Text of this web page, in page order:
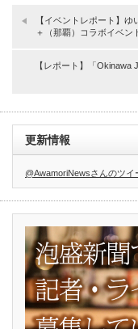
【イベントレポート】
＋（那覇）コラボイベン
【レポート】「Okinawa
更新情報
@AwamoriNewsさんのツイ